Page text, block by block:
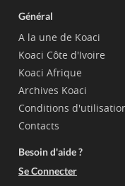
Général
A la une de Koaci
Koaci Côte d'Ivoire
Koaci Afrique
Archives Koaci
Conditions
Contacts
Besoin d'aide ?
Se Connecter